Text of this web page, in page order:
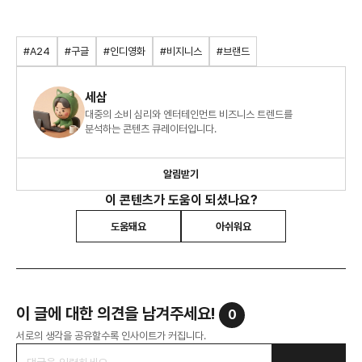
#A24 #구글 #인디영화 #비지니스 #브랜드
세삼
대중의 소비 심리와 엔터테인먼트 비즈니스 트렌드를
분석하는 콘텐츠 큐레이터입니다.
알림받기
이 콘텐츠가 도움이 되셨나요?
도움돼요 아쉬워요
이 글에 대한 의견을 남겨주세요! 0
서로의 생각을 공유할수록 인사이트가 커집니다.